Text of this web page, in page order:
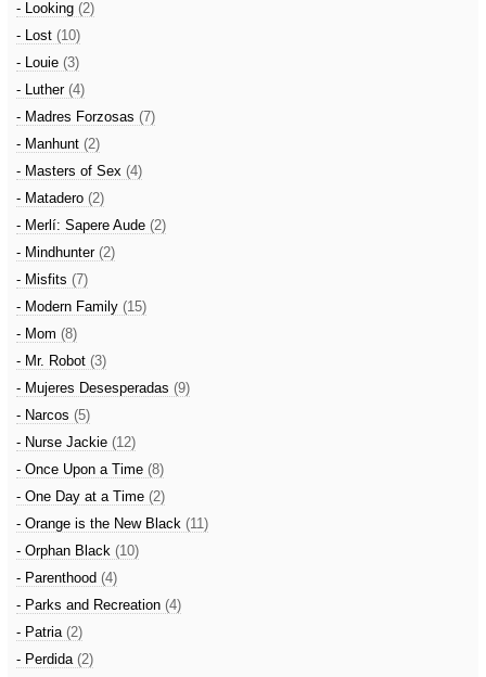
- Looking (2)
- Lost (10)
- Louie (3)
- Luther (4)
- Madres Forzosas (7)
- Manhunt (2)
- Masters of Sex (4)
- Matadero (2)
- Merlí: Sapere Aude (2)
- Mindhunter (2)
- Misfits (7)
- Modern Family (15)
- Mom (8)
- Mr. Robot (3)
- Mujeres Desesperadas (9)
- Narcos (5)
- Nurse Jackie (12)
- Once Upon a Time (8)
- One Day at a Time (2)
- Orange is the New Black (11)
- Orphan Black (10)
- Parenthood (4)
- Parks and Recreation (4)
- Patria (2)
- Perdida (2)